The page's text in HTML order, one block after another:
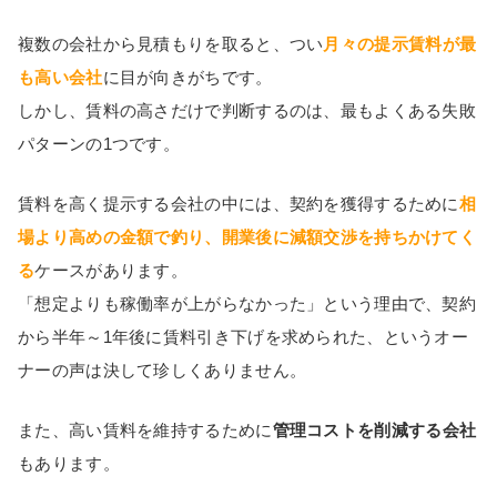
複数の会社から見積もりを取ると、つい 月々の提示賃料が最
も高い会社に目が向きがちです。
しかし、賃料の高さだけで判断するのは、最もよくある失敗
パターンの1つです。
賃料を高く提示する会社の中には、契約を獲得するために相
場より高めの金額で釣り、開業後に減額交渉を持ちかけてく
るケースがあります。
「想定よりも稼働率が上がらなかった」という理由で、契約
から半年～1年後に賃料引き下げを求められた、というオー
ナーの声は決して珍しくありません。
また、高い賃料を維持するために管理コストを削減する会社
もあります。